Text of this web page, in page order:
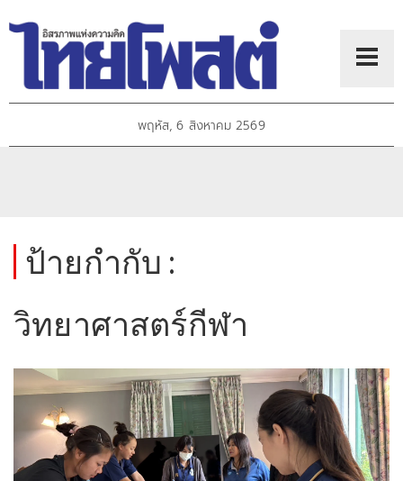
พฤหัส, 6 สิงหาคม 2569
ป้ายกำกับ :
วิทยาศาสตร์กีฬา